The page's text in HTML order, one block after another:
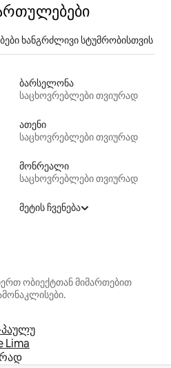
ხანგრძლივი სტუმრობისთვის
ბარსელონა
საცხოვრებლები თვიურად
ათენი
საცხოვრებლები თვიურად
მონრეალი
საცხოვრებლები თვიურად
მეტის ჩვენება
ობიექტთან მიმართებით
პაულუ
Lima